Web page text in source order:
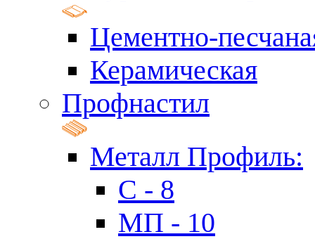
Цементно-
Керамическая
Профнастил
Металл Профиль:
C - 8
МП - 10